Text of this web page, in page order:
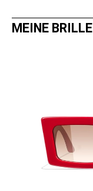
MEINE BRILLE